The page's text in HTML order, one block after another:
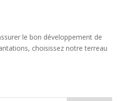
le bon développement de
choisissez notre terreau